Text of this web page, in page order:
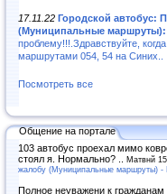
17.11.22 Городской автобус:
(Муниципальные маршруты):
проблему!!!.Здравствуйте,
маршрутами 054, 54 на Синих..
Посмотреть все
Общение на портале
103 автобус проехал мимо
стоял я. Нормально? .. Матвнй
жалобу (Муниципальные маршруты) -
Полное неуважени к гражданам